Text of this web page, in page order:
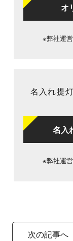
オ
※弊社運
名入れ提
名入
※弊社運
次の記事へ